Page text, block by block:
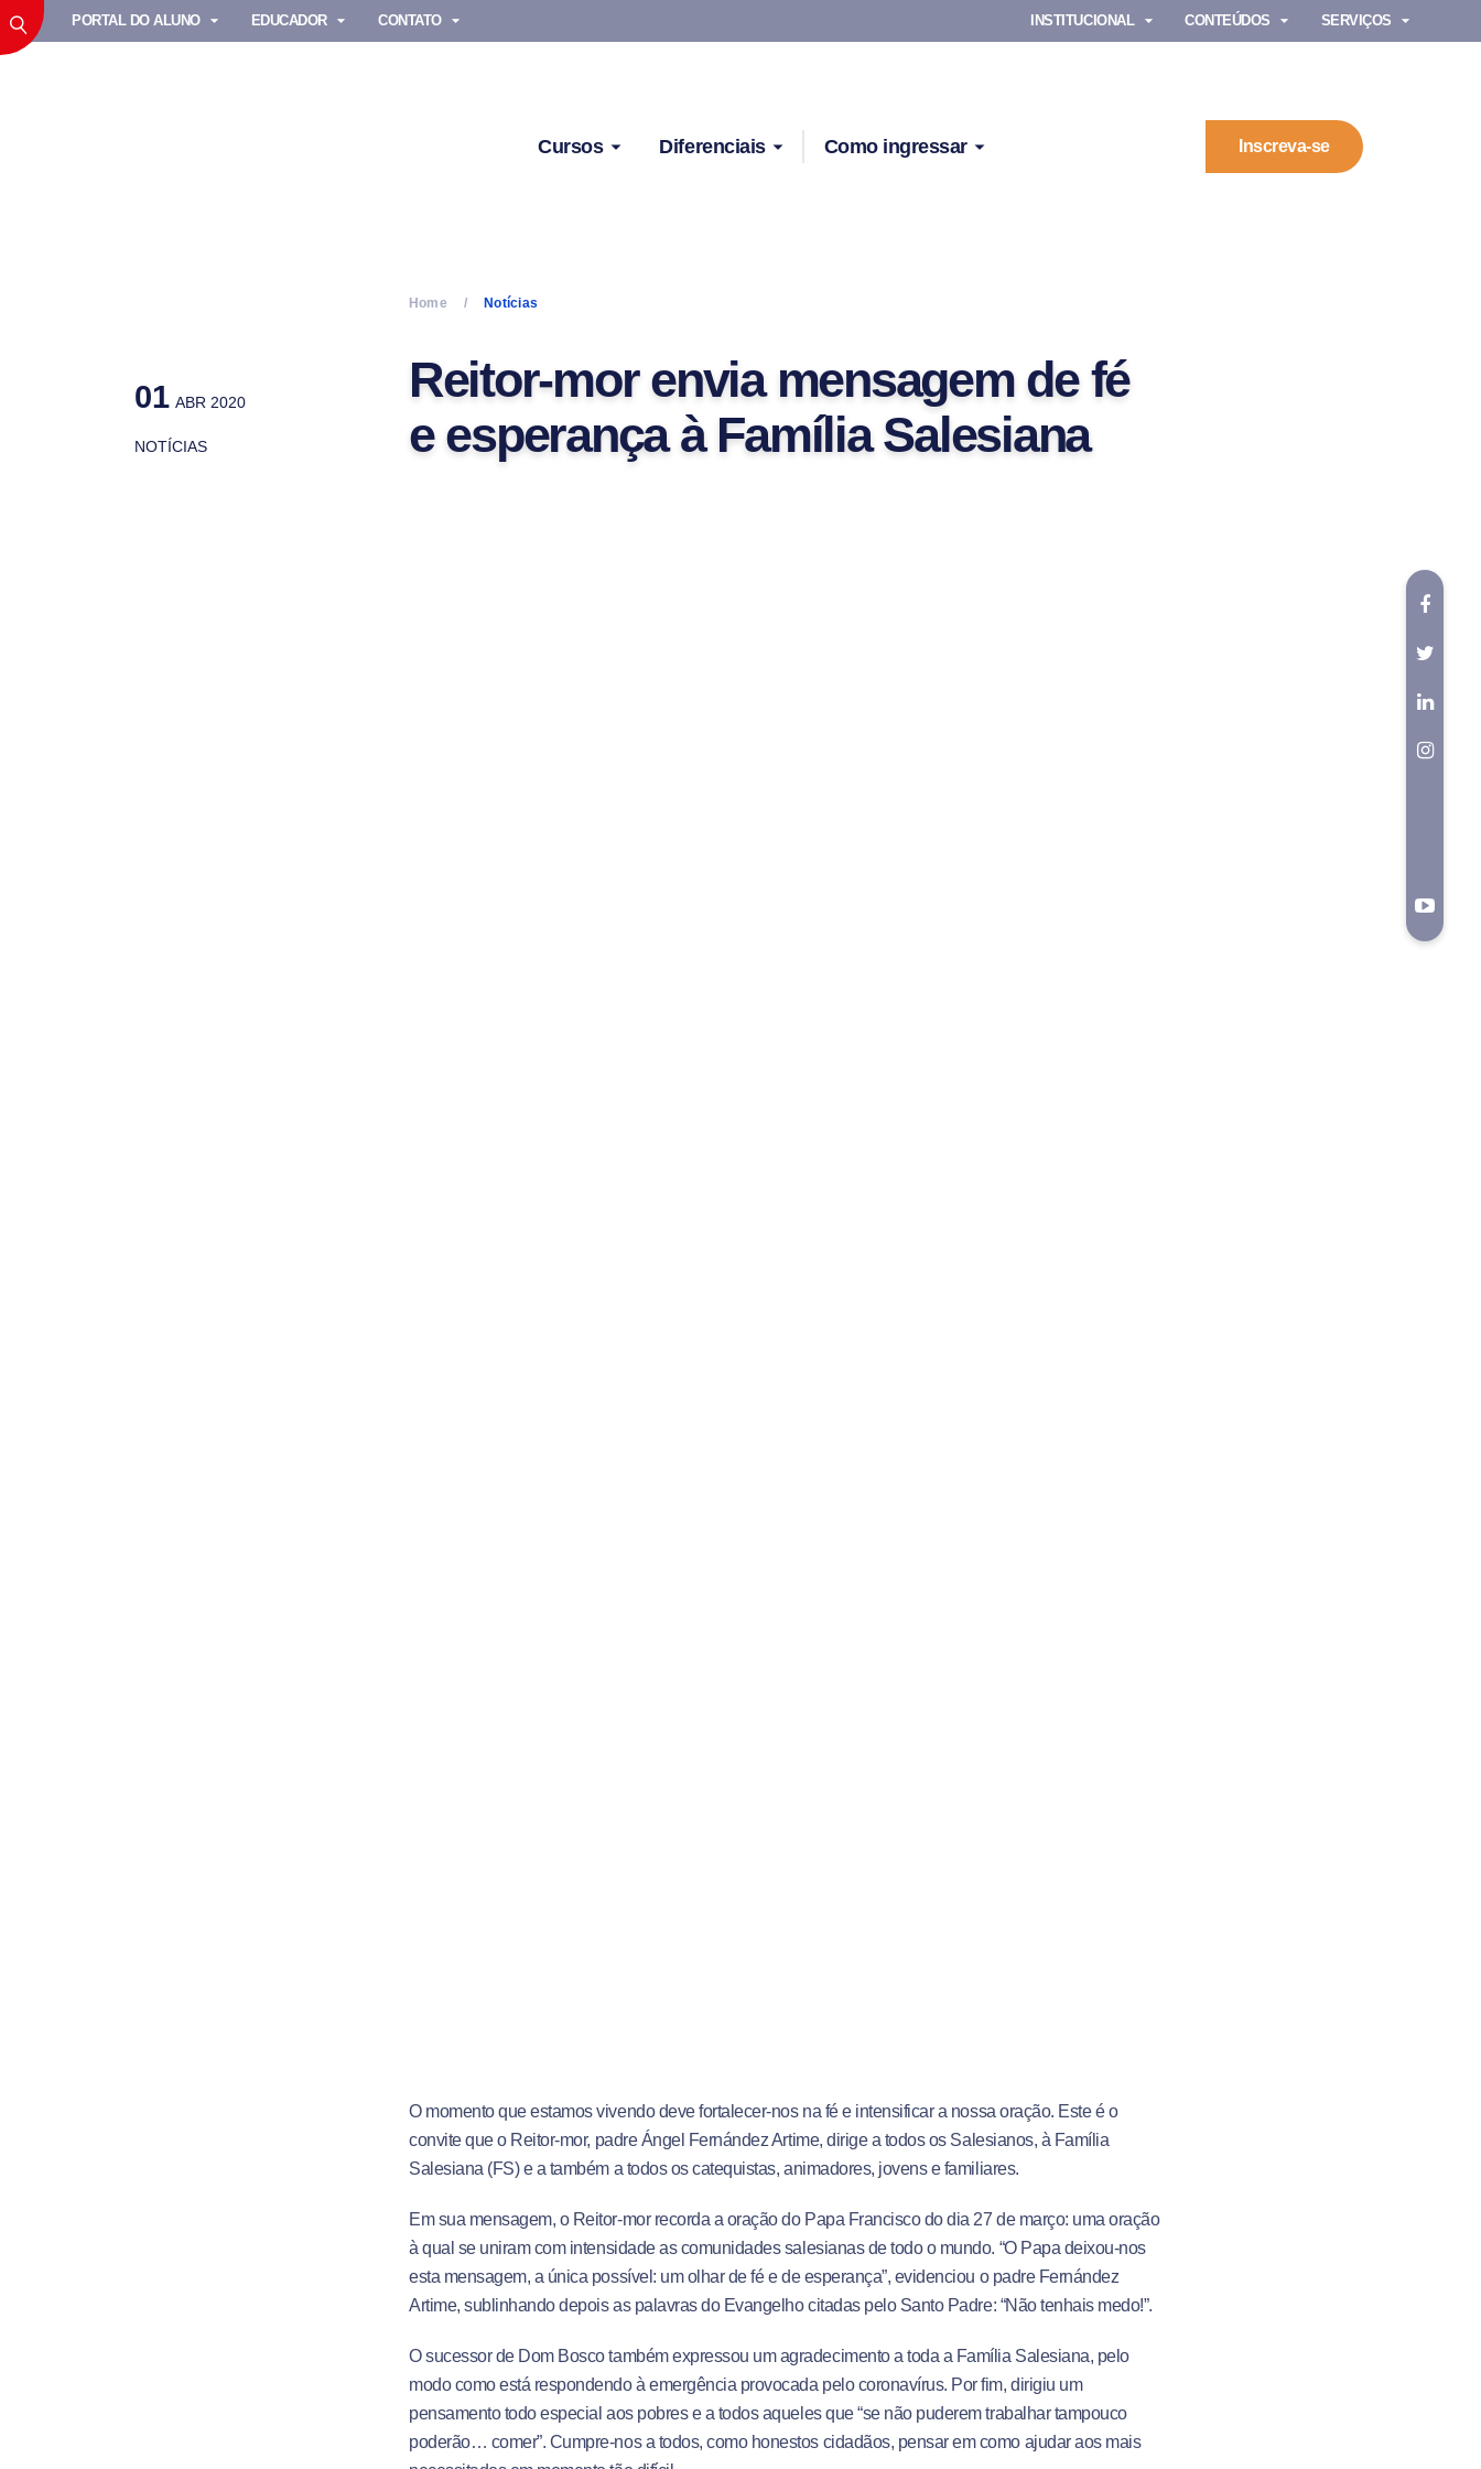
PORTAL DO ALUNO EDUCADOR CONTATO INSTITUCIONAL CONTEÚDOS SERVIÇOS
Cursos Diferenciais Como ingressar Inscreva-se
01 ABR 2020
NOTÍCIAS
Home Notícias
Reitor-mor envia mensagem de fé
e esperança à Família Salesiana
O momento que estamos vivendo deve fortalecer-nos na fé e intensificar a nossa oração. Este é o
convite que o Reitor-mor, padre Ángel Fernández Artime, dirige a todos os Salesianos, à Família
Salesiana (FS) e a também a todos os catequistas, animadores, jovens e familiares.
Em sua mensagem, o Reitor-mor recorda a oração do Papa Francisco do dia 27 de março: uma oração
à qual se uniram com intensidade as comunidades salesianas de todo o mundo. “O Papa deixou-nos
esta mensagem, a única possível: um olhar de fé e de esperança”, evidenciou o padre Fernández
Artime, sublinhando depois as palavras do Evangelho citadas pelo Santo Padre: “Não tenhais medo!”.
O sucessor de Dom Bosco também expressou um agradecimento a toda a Família Salesiana, pelo
modo como está respondendo à emergência provocada pelo coronavírus. Por fim, dirigiu um
pensamento todo especial aos pobres e a todos aqueles que “se não puderem trabalhar tampouco
poderão… comer”. Cumpre-nos a todos, como honestos cidadãos, pensar em como ajudar aos mais